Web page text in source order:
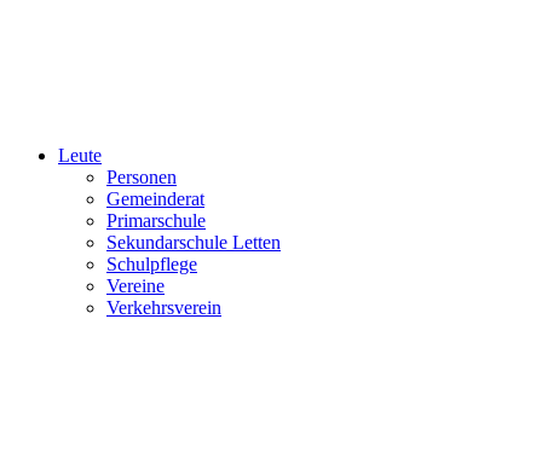
Leute
Personen
Gemeinderat
Primarschule
Sekundarschule Letten
Schulpflege
Vereine
Verkehrsverein